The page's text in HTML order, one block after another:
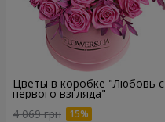
Цветы в коробке "Любовь с
первого взгляда"
4 069 грн